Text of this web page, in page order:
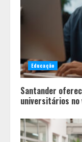
Educação
Santander
universitários no